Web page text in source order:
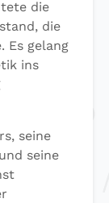
die
die
Es gelang
ins
seine
seine